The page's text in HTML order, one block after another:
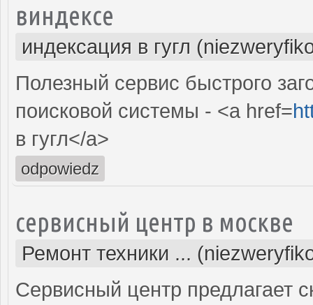
виндексе
индексация в гугл
Полезный сервис быстрого
поисковой системы - <a href=
в гугл</a>
odpowiedz
сервисный центр в москве
Ремонт техники ...
Сервисный центр предлагает